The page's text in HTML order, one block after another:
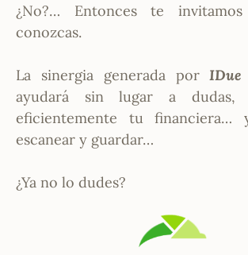
¿No?… Entonces te
conozcas.
La sinergia generada porIDue
ayudará sin lugar a dudas,
eficientemente tu
escanear y guardar…
¿Ya no lo dudes?